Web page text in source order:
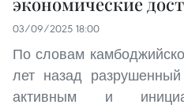
03/09/2025 18:00
По словам
лет назад
активным и